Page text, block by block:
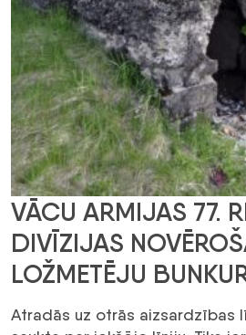
VĀCU ARMIJAS 77.
DIVĪZIJAS
LOŽMETĒJU
Atradās uz otrās aizsardzības